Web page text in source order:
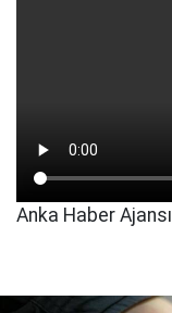
Anka Haber Ajansı